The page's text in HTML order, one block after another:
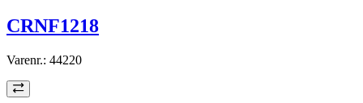
CRNF1218
Varenr.: 44220